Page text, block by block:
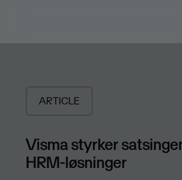
ARTICLE
Visma styrker
HRM-løsninger